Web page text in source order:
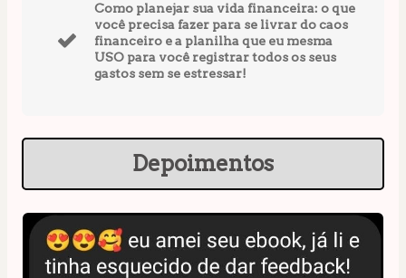
Como planejar sua vida financeira: o que
você precisa fazer para se livrar do caos
financeiro e a planilha que eu mesma
USO para você registrar todos os seus
gastos sem se estressar!
Depoimentos